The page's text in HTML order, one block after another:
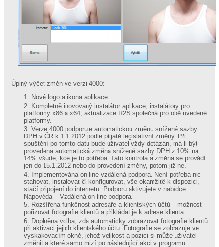
Rezervační
systém
Docházka
Řízení
Přístupový
Pošta
body
Sestavy
Synchronizace
Elektronické
klíče
Ceny
Elektronická
evidence
tržeb
GDPR
Reference
Rubriky
Aktuálně
Úplný výčet změn ve verzi 4000:
Nové logo a ikona aplikace.
Kompletně inovovaný instalátor aplikace, instalátory pro
platformy x86 a x64, aktualizace R2S společná pro obě uvedené
platformy.
Verze 4000 podporuje automatickou změnu snížené sazby
DPH v ČR k 1.1.2012 podle přijaté legislativní změny. Při
spuštění po tomto datu bude uživatel vždy dotázán, má-li být
provedena automatická změna snížené sazby DPH z 10% na
14% všude, kde je to potřeba. Tato kontrola a změna se provádí
jen do 15.1.2012 nebo do provedení změny, potom již ne.
Implementována on-line vzdálená podpora. Není potřeba nic
stahovat, instalovat či konfigurovat, vše okamžitě k dispozici,
stačí připojení do internetu. Podporu aktivujete v nabídce
Nápověda – Vzdálená on-line podpora.
Rozšířena funkčnost adresáře a klientských účtů – možnost
pořizovat fotografie klientů a přikládat je k adrese klienta.
Doplněna volba, zda automaticky zobrazovat fotografie klientů
při aktivaci jejich klientského účtu. Fotografie se zobrazuje ve
vyskakovacím okně, jehož velikost a pozici si může uživatel
změnit a které samo mizí po následující akci v programu.